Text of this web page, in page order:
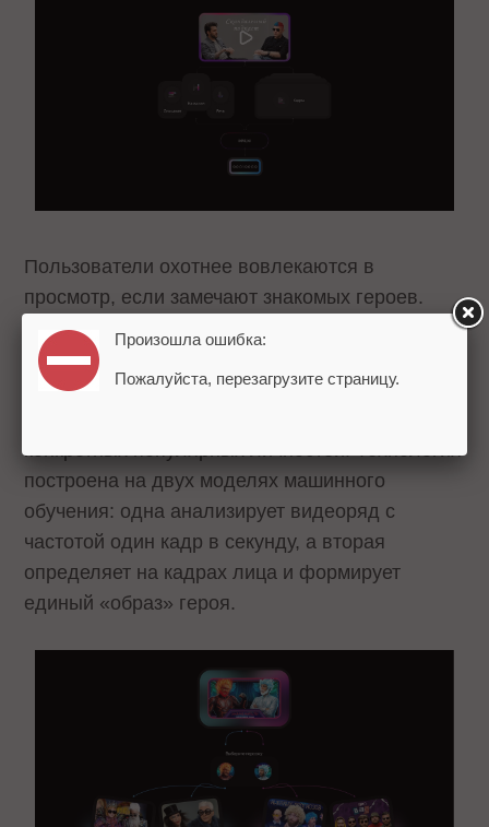
Пользователи охотнее вовлекаются в
просмотр, если замечают знакомых героев.
Рекомендательная система автоматически
распознает известных персон на видео
позволяет алгоритмам учитывать как тематики
конкретных популярных личностей. Технология
построена на двух моделях машинного
обучения: одна анализирует видеоряд с
частотой один кадр в секунду, а вторая
определяет на кадрах лица и формирует
единый «образ» героя.
Произошла ошибка:
Пожалуйста, перезагрузите страницу.